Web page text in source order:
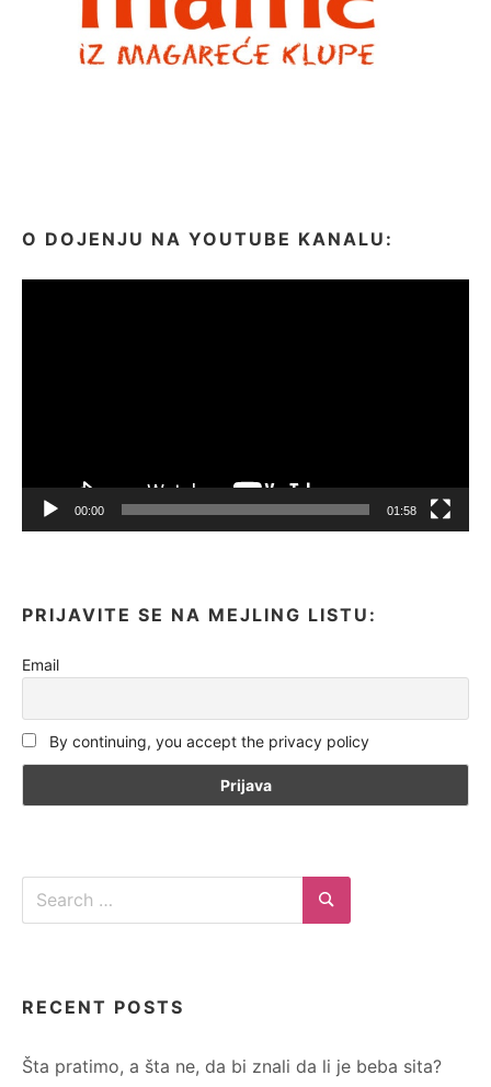
O DOJENJU NA YOUTUBE KANALU:
00:00 01:58
PRIJAVITE SE NA MEJLING LISTU:
Email
By continuing, you accept the privacy policy
Search
Search
RECENT POSTS
Šta pratimo, a šta ne, da bi znali da li je beba sita?